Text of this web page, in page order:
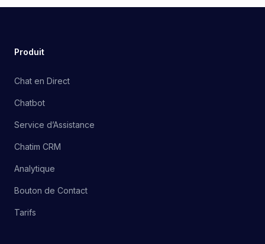
Produit
Chat en Direct
Chatbot
Service d’Assistance
Chatim CRM
Analytique
Bouton de Contact
Tarifs